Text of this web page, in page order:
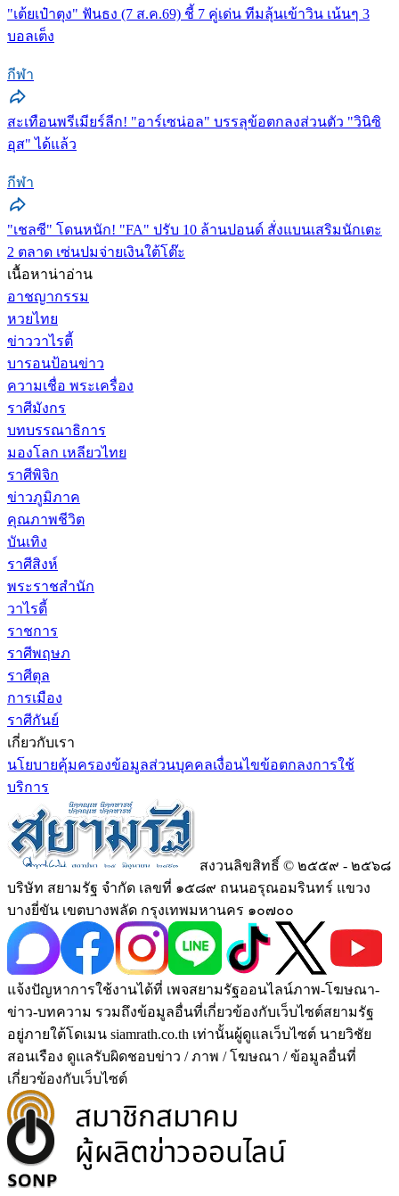
"เต้ยเป๋าตุง" ฟันธง (7 ส.ค.69) ชี้ 7 คู่เด่น ทีมลุ้นเข้าวิน เน้นๆ 3
บอลเต็ง
กีฬา
สะเทือนพรีเมียร์ลีก! "อาร์เซน่อล" บรรลุข้อตกลงส่วนตัว "วินิซิ
อุส" ได้แล้ว
กีฬา
"เชลซี" โดนหนัก! "FA" ปรับ 10 ล้านปอนด์ สั่งแบนเสริมนักเตะ
2 ตลาด เซ่นปมจ่ายเงินใต้โต๊ะ
เนื้อหาน่าอ่าน
อาชญากรรม
หวยไทย
ข่าววาไรตี้
บารอนป้อนข่าว
ความเชื่อ พระเครื่อง
ราศีมังกร
บทบรรณาธิการ
มองโลก เหลียวไทย
ราศีพิจิก
ข่าวภูมิภาค
คุณภาพชีวิต
บันเทิง
ราศีสิงห์
พระราชสำนัก
วาไรตี้
ราชการ
ราศีพฤษภ
ราศีตุล
การเมือง
ราศีกันย์
เกี่ยวกับเรา
นโยบายคุ้มครองข้อมูลส่วนบุคคลเงื่อนไขข้อตกลงการใช้
บริการ
สงวนลิขสิทธิ์ © ๒๕๕๙ - ๒๕๖๘
บริษัท สยามรัฐ จำกัด เลขที่ ๑๕๘๙ ถนนอรุณอมรินทร์ แขวง
บางยี่ขัน เขตบางพลัด กรุงเทพมหานคร ๑๐๗๐๐
แจ้งปัญหาการใช้งานได้ที่ เพจสยามรัฐออนไลน์ภาพ-โฆษณา-
ข่าว-บทความ รวมถึงข้อมูลอื่นที่เกี่ยวข้องกับเว็บไซต์สยามรัฐ
อยู่ภายใต้โดเมน siamrath.co.th เท่านั้นผู้ดูแลเว็บไซต์ นายวิชัย
สอนเรือง ดูแลรับผิดชอบข่าว / ภาพ / โฆษณา / ข้อมูลอื่นที่
เกี่ยวข้องกับเว็บไซต์